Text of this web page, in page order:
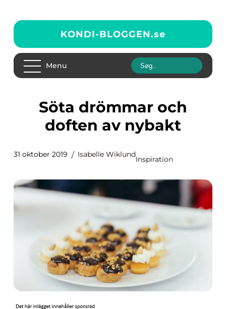
KONDI-BLOGGEN.se
Menu
Söta drömmar och
doften av nybakt
31 oktober 2019 Isabelle Wiklund
Inspiration